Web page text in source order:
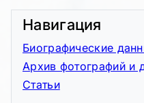
Навигация
Биографические
Архив фотографий и
Статьи